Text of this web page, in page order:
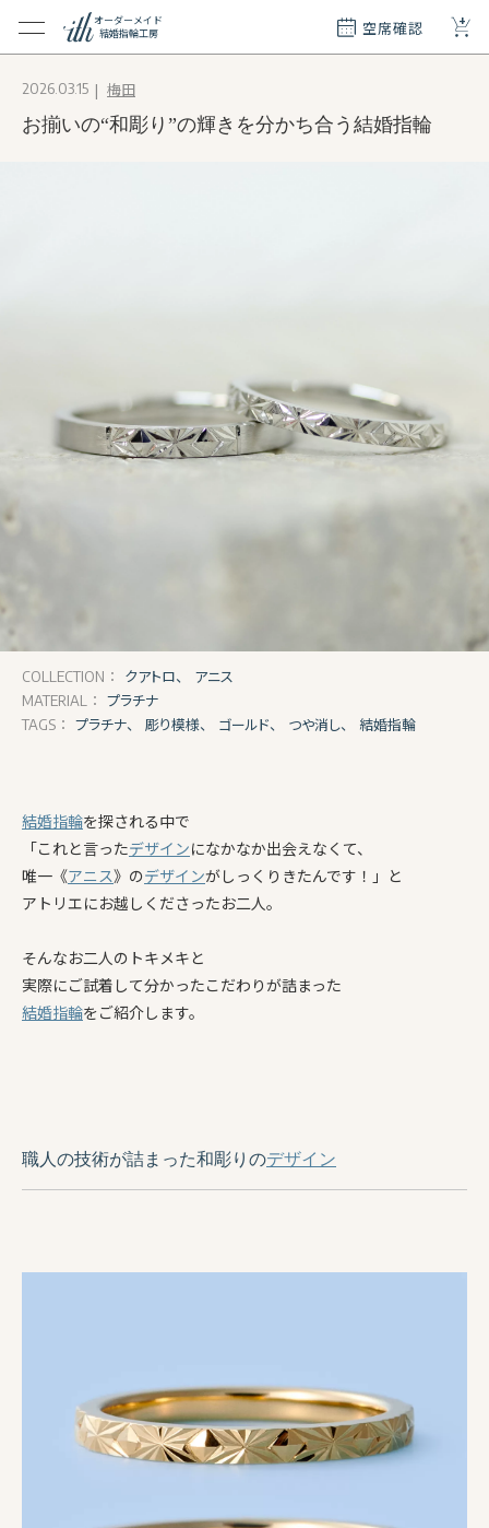
オーダーメイド
結婚指輪工房
空席確認 +
メイド
2026.03.15 梅田
お揃いの“和彫り”の輝きを分かち合う結婚指輪
COLLECTION： クアトロ、 アニス
MATERIAL： プラチナ
TAGS： プラチナ、 彫り模様、 ゴールド、 つや消し、 結婚指輪
結婚指輪を探される中で
「これと言ったデザインになかなか出会えなくて、
唯一《アニス》のデザインがしっくりきたんです！」と
アトリエにお越しくださったお二人。
そんなお二人のトキメキと
実際にご試着して分かったこだわりが詰まった
結婚指輪をご紹介します。
職人の技術が詰まった和彫りのデザイン